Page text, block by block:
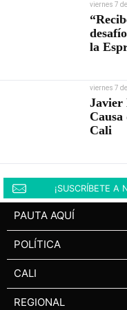
viernes 7
la
viernes 7
Javier
Cali
¡SUSCRÍBETE A
PAUTA AQUÍ
POLÍTICA
CALI
REGIONAL